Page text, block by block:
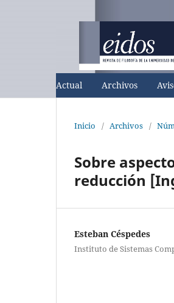
Actual Archivos
Inicio / Archivos /
Sobre
reducción
Esteban Céspedes
Instituto de Sistemas